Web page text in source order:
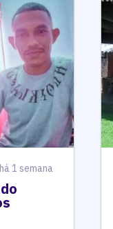
há 1 semana